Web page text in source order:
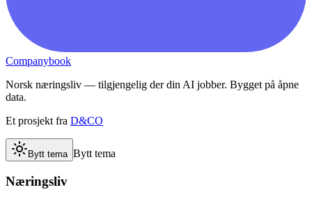
Companybook
Norsk næringsliv — tilgjengelig der din AI jobber. Bygget på åpne
data.
Et prosjekt fra D&CO
Bytt tema Bytt tema
Næringsliv